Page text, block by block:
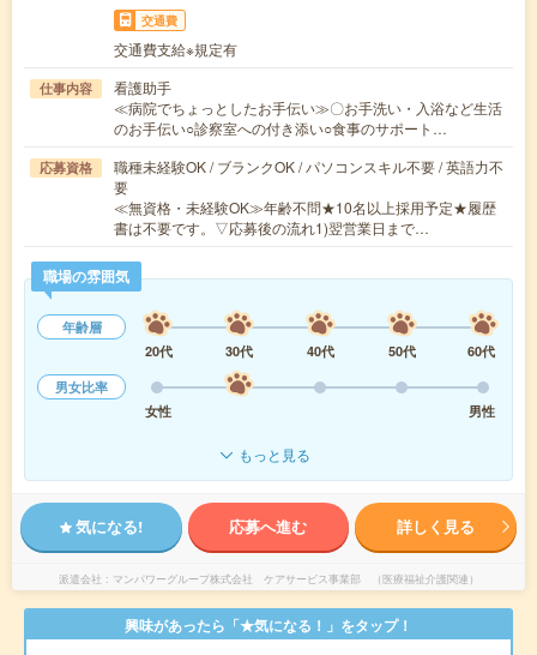
交通費
交通費支給※規定有
仕事内容
看護助手
≪病院でちょっとしたお手伝い≫〇お手洗い・入浴など生活
のお手伝い○診察室への付き添い○食事のサポート…
応募資格
職種未経験OK / ブランクOK / パソコンスキル不要 / 英語力不
要
≪無資格・未経験OK≫年齢不問★10名以上採用予定★履歴
書は不要です。▽応募後の流れ1)翌営業日まで…
職場の雰囲気
年齢層
20代
30代 40代 50代
60代
男女比率
女性
男性
もっと見る
気になる! 応募へ進む 詳しく見る
派遣会社 マンパワーグループ株式会社 ケアサービス事業部 （医療福祉介護関連）
興味があったら「★気になる！」をタップ！